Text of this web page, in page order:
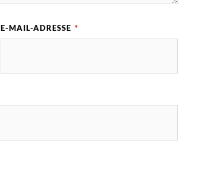
E-MAIL-ADRESSE *